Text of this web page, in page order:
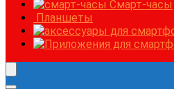
Смарт-часы
Планшеты